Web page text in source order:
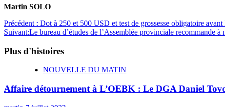
Martin SOLO
Précédent : Dot à 250 et 500 USD et test de grossesse obligatoire
Suivant:Le bureau d’études de l’Assemblée provinciale recommande
Plus d'histoires
NOUVELLE DU MATIN
Affaire détournement à L’OEBK : Le DGA Daniel